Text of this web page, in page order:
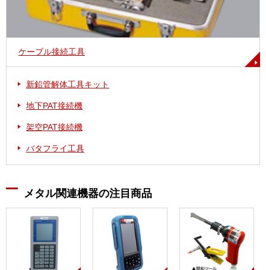
ケーブル接続工具
新鉛管解体工具キット
地下PAT接続機
架空PAT接続機
バタフライ工具
メタル関連機器の注目商品